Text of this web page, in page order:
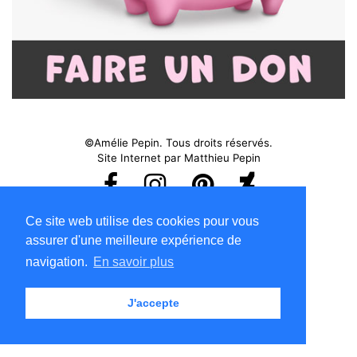
Ce site web utilise des cookies pour vous
assurer d'une meilleure expérience de
navigation. En savoir plus
J'accepte
©Amélie Pepin. Tous droits réservés.
Site Internet par Matthieu Pepin
Conditions d'utilisation